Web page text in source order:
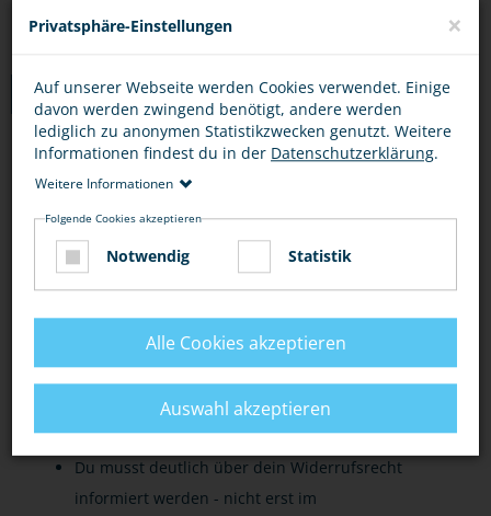
TIPPS
VORSICHT BEI GRATISANGEBOTEN ONLINE-SHOPS
Bei scheinbar kostenlosen Angeboten, die sofort
eine Registrierung erfordern, solltest du stutzig
werden. Oft sind sie nicht wirklich kostenlos.
Grundsätzlich solltest du misstrauisch sein bei
Lockbegriffen wie "Gratisangebot" und
kostenpflichtige Leistungen verstecken.
Du musst deutlich über dein Widerrufsrecht
informiert werden - nicht erst im
Privatsphäre-Einstellungen ×
Auf unserer Webseite werden Cookies verwendet. Einige
davon werden zwingend benötigt, andere werden
lediglich zu anonymen Statistikzwecken genutzt. Weitere
Informationen findest du in der Datenschutzerklärung.
Weitere Informationen
Folgende Cookies akzeptieren
Notwendig Statistik
Alle Cookies akzeptieren
Auswahl akzeptieren